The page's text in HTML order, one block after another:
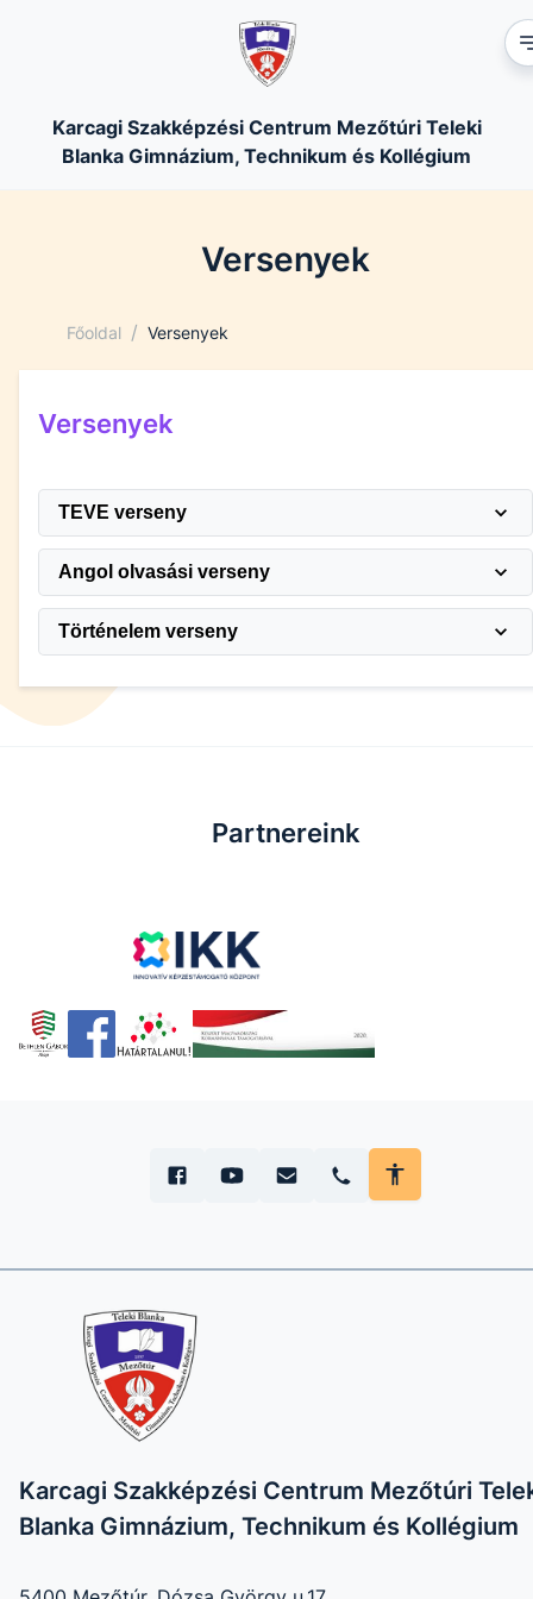
Karcagi Szakképzési Centrum Mezőtúri Teleki
Blanka Gimnázium, Technikum és Kollégium
Versenyek
Főoldal / Versenyek
Versenyek
TEVE verseny
Angol olvasási verseny
Történelem verseny
Partnereink
Karcagi Szakképzési Centrum Mezőtúri
Blanka Gimnázium, Technikum és Kollégium